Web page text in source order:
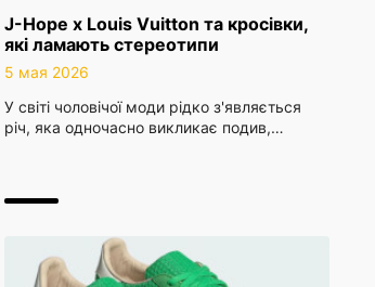
J-Hope x Louis Vuitton та кросівки,
які ламають стереотипи
5 мая 2026
У світі чоловічої моди рідко з'являється
річ, яка одночасно викликає подив,…